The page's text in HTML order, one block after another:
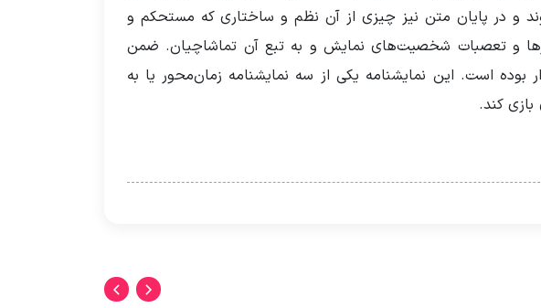
و در پایان متن نیز چیزی از آن نظم و ساختاری که مستحکم و
و تعصبات شخصیت‌های نمایش و به تبع آن تماشاچیان. ضمن
بوده است. این نمایشنامه یکی از سه نمایشنامه زمان‌محور یا به